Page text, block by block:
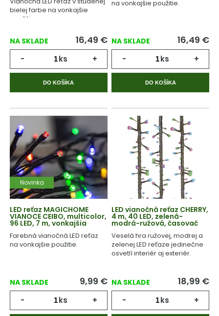
bielej farbe na vonkajšie
použitie.
NA SKLADE 16,49 €
- ks +
DO KOŠÍKA
na vonkajšie použitie.
NA SKLADE 16,49 €
- ks +
DO KOŠÍKA
Novinka
LED reťaz MAGICHOME
VIANOCE CEIBO, multicolor,
96 LED, 7 m, vonkajšia
Farebná vianočná LED reťaz
na vonkajšie použitie.
NA SKLADE 9,99 €
- ks +
LED vianočná reťaz CHERRY,
4 m, 40 LED, zelená-
modrá-ružová, časovač
Veselá hra ružovej, modrej a
zelenej LED reťaze jedinečne
osvetlí interiér aj exteriér.
NA SKLADE 18,99 €
- ks +